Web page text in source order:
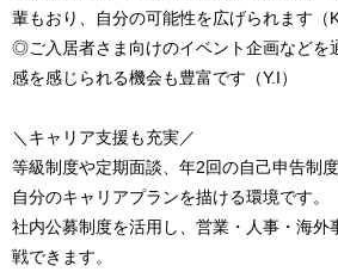
輩もおり、自分の可能性を広げられます（
◎ご入居者さま向けのイベント企画などを
感を感じられる機会も豊富です（Y.I）
＼キャリア支援も充実／
等級制度や定期面談、年2回の自己申告制度
自分のキャリアプランを描ける環境です。
社内公募制度を活用し、営業・人事・海外
戦できます。